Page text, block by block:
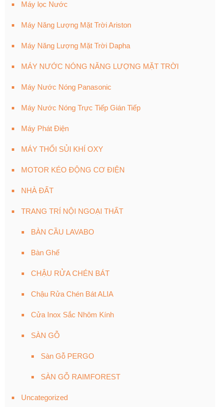
Máy lọc Nước
Máy Năng Lượng Mặt Trời Ariston
Máy Năng Lượng Mặt Trời Dapha
MÁY NƯỚC NÓNG NĂNG LƯỢNG MẶT TRỜI
Máy Nước Nóng Panasonic
Máy Nước Nóng Trực Tiếp Gián Tiếp
Máy Phát Điện
MÁY THỔI SỦI KHÍ OXY
MOTOR KÉO ĐỘNG CƠ ĐIỆN
NHÀ ĐẤT
TRANG TRÍ NỘI NGOẠI THẤT
BÀN CẦU LAVABO
Bàn Ghế
CHẬU RỬA CHÉN BÁT
Chậu Rửa Chén Bát ALIA
Cửa Inox Sắc Nhôm Kính
SÀN GỖ
Sàn Gỗ PERGO
SÀN GỖ RAIMFOREST
Uncategorized